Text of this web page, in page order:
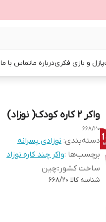
پازل و بازی فکریدرباره ماتماس با ما
واکر 2 کاره کودک( نوزاد)
668/20
دسته‌بندی: نوزادی پسرانه
برچسب‌ها :واکر چند کاره نوزاد
ساخت کشور::چین
شناسه کالا 668/20